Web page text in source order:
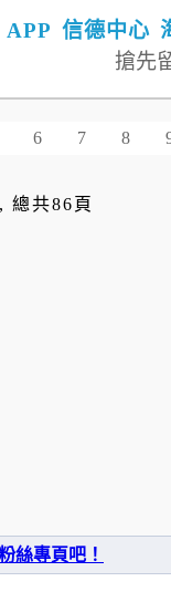
APP 信德中心
搶先
6 7 8
總共86頁
絲專頁吧！